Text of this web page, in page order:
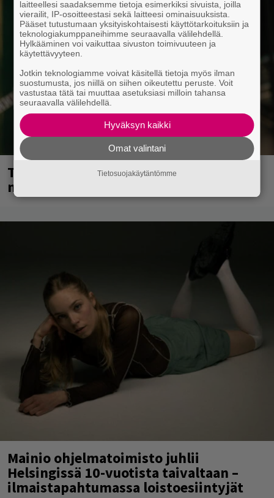
Tampereella sunnuntaina superpäivä –
nämä artistit mukana
Mainio ohjelmatoimisto juhlii
Helsingissä 10-vuotista taivaltaan –
ilmaistapahtumassa loistoesiintyjät
laitteellesi saadaksemme tietoja esimerkiksi sivuista, joilla
vierailit, IP-osoitteestasi sekä laitteesi ominaisuuksista.
Pääset tutustumaan yksityiskohtaisesti käyttötarkoituksiin ja
teknologiakumppaneihimme seuraavalla välilehdellä.
Hylkääminen voi vaikuttaa sivuston toimivuuteen ja
käytettävyyteen.
Jotkin teknologiamme voivat käsitellä tietoja myös ilman
suostumusta, jos niillä on siihen oikeutettu peruste. Voit
vastustaa tätä tai muuttaa asetuksiasi milloin tahansa
seuraavalla välilehdellä.
Hyväksyn kaikki
Omat valintani
Tietosuojakäytäntömme